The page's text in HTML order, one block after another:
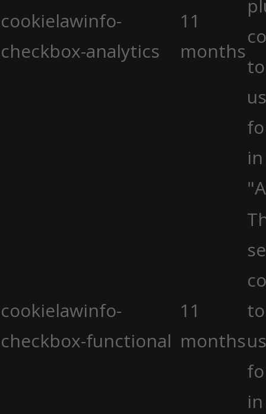
cookielawinfo-
checkbox-analytics
11
months
cookielawinfo-
checkbox-functional
11
months